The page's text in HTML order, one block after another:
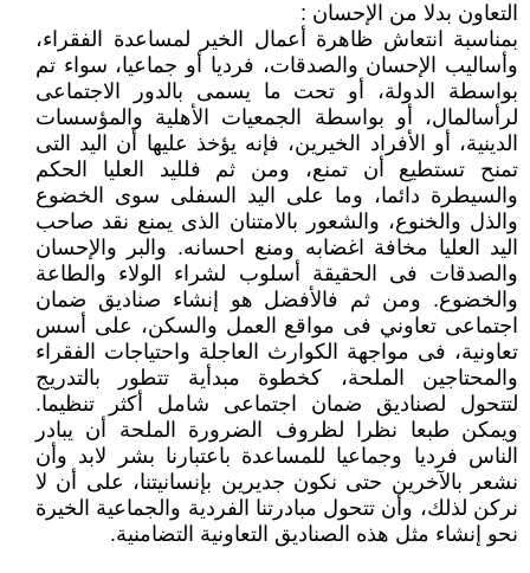
التعاون بدلا من الإحسان :
بمناسبة انتعاش ظاهرة أعمال الخير لمساعدة الفقراء،
وأساليب الإحسان والصدقات، فرديا أو جماعيا، سواء تم
بواسطة الدولة، أو تحت ما يسمى بالدور الاجتماعى
لرأسالمال، أو بواسطة الجمعيات الأهلية والمؤسسات
الدينية، أو الأفراد الخيرين، فإنه يؤخذ عليها أن اليد التى
تمنح تستطيع أن تمنع، ومن ثم فلليد العليا الحكم
والسيطرة دائما، وما على اليد السفلى سوى الخضوع
والذل والخنوع، والشعور بالامتنان الذى يمنع نقد صاحب
اليد العليا مخافة اغضابه ومنع احسانه. والبر والإحسان
والصدقات فى الحقيقة أسلوب لشراء الولاء والطاعة
والخضوع. ومن ثم فالأفضل هو إنشاء صناديق ضمان
اجتماعى تعاوني فى مواقع العمل والسكن، على أسس
تعاونية، فى مواجهة الكوارث العاجلة واحتياجات الفقراء
والمحتاجين الملحة، كخطوة مبدأية تتطور بالتدريج
لتتحول لصناديق ضمان اجتماعى شامل أكثر تنظيما.
ويمكن طبعا نظرا لظروف الضرورة الملحة أن يبادر
الناس فرديا وجماعيا للمساعدة باعتبارنا بشر لابد وأن
نشعر بالآخرين حتى نكون جديرين بإنسانيتنا، على أن لا
نركن لذلك، وأن تتحول مبادرتنا الفردية والجماعية الخيرة
نحو إنشاء مثل هذه الصناديق التعاونية التضامنية.